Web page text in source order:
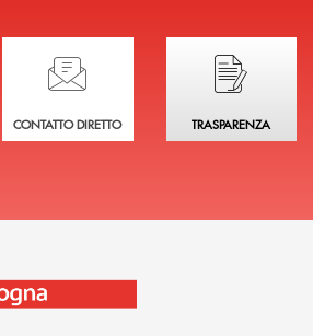
teHai bisogno di assistenza immediata?
CONTATTO DIRETTO
Hai bisogno di
TRASPARENZA